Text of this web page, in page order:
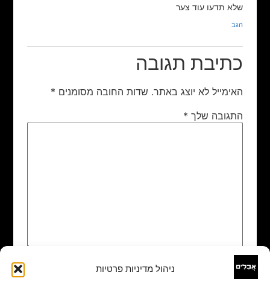
ניהול מדיניות פרטיות
שלא תדעו עוד צער
הגב
כתיבת תגובה
האימייל לא יוצג באתר. שדות החובה מסומנים *
התגובה שלך *
שם